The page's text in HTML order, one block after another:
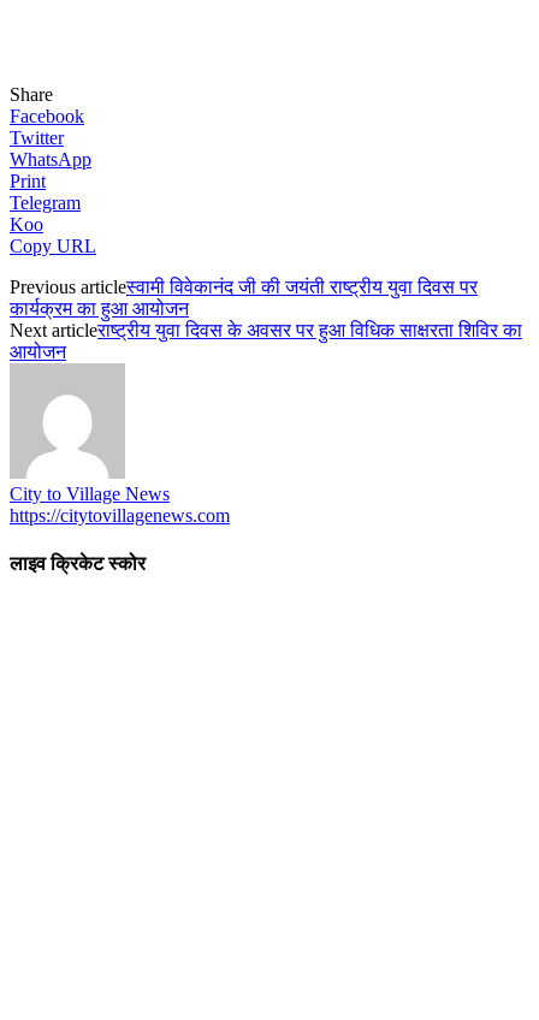
Share
Facebook
Twitter
WhatsApp
Print
Telegram
Koo
Copy URL
Previous articleस्वामी विवेकानंद जी की जयंती राष्ट्रीय युवा दिवस पर
कार्यक्रम का हुआ आयोजन
Next articleराष्ट्रीय युवा दिवस के अवसर पर हुआ विधिक साक्षरता शिविर का
आयोजन
City to Village News
https://citytovillagenews.com
लाइव क्रिकेट स्कोर